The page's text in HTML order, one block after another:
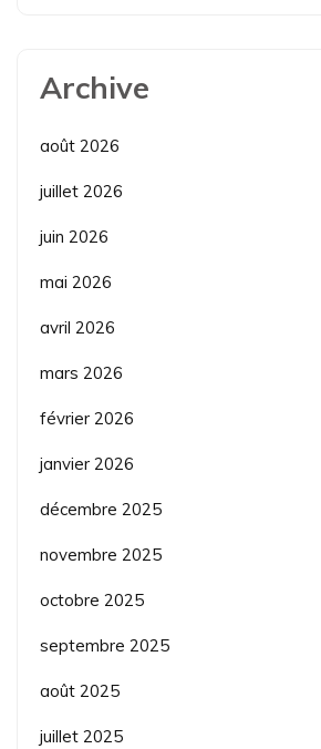
Archive
août 2026
juillet 2026
juin 2026
mai 2026
avril 2026
mars 2026
février 2026
janvier 2026
décembre 2025
novembre 2025
octobre 2025
septembre 2025
août 2025
juillet 2025